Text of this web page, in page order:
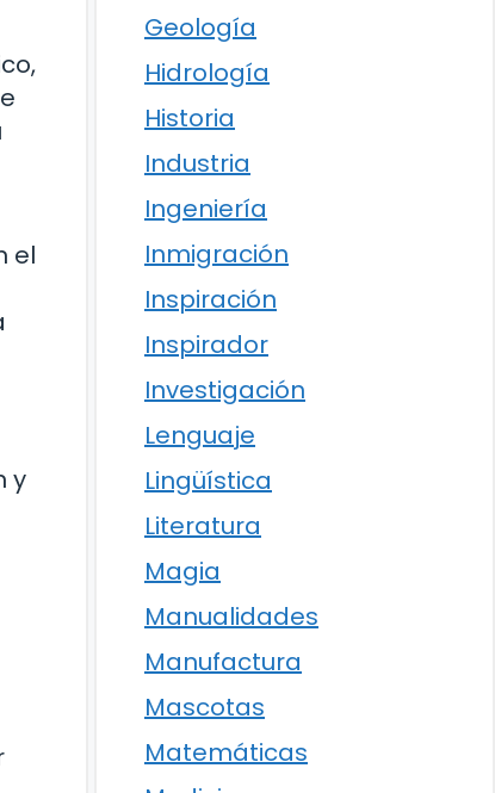
el
y
Geología
Hidrología
Historia
Industria
Ingeniería
Inmigración
Inspiración
Inspirador
Investigación
Lenguaje
Lingüística
Literatura
Magia
Manualidades
Manufactura
Mascotas
Matemáticas